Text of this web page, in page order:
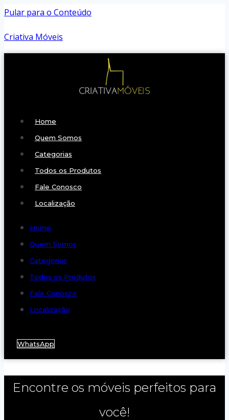
Pular para o Conteúdo
Criativa Móveis
Home
Quem Somos
Categorias
Todos os Produtos
Fale Conosco
Localização
Home
Quem Somos
Categorias
Todos os Produtos
Fale Conosco
Localização
WhatsApp
Encontre os móveis perfeitos para
você!